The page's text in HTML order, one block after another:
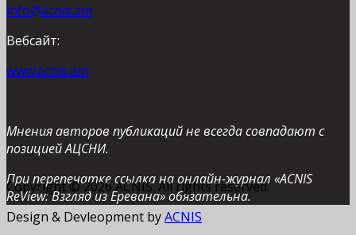
info@acnis.am
Вебсайт:
www.acnis.am
Мнения авторов публикаций не всегда совпадают с
позицией АЦСНИ.
При перепечатке ссылка на онлайн-журнал «ACNIS
ReView: Взгляд из Еревана» обязательна.
Copyright © 2026 ACNIS. All rights reserved.
Design & Devleopment byACNIS